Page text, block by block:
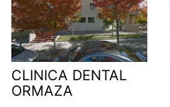
CLINICA DENTAL
ORMAZA